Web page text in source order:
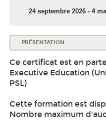
24 septembre 2026 - 4
PRÉSENTATION
Ce certificat est en
Executive Education
PSL)
Cette formation est
Nombre maximum